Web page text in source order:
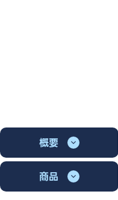
概要
商品